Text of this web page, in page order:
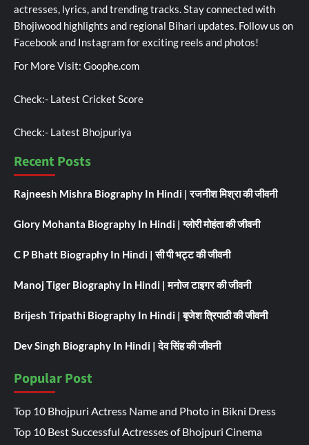
actresses, lyrics, and trending tracks. Stay connected with
Bhojiwood highlights and regional Bihari updates. Follow us on
Facebook and Instagram for exciting reels and photos!
For More Visit: Goophe.com
Check:- Latest Cricket Score
Check:- Latest Bhojpuriya
Recent Posts
Rajneesh Mishra Biography In Hindi | रजनीश मिश्रा की जीवनी
Glory Mohanta Biography In Hindi | ग्लोरी मोहंता की जीवनी
C P Bhatt Biography In Hindi | सी पी भट्ट की जीवनी
Manoj Tiger Biography In Hindi | मनोज टाइगर की जीवनी
Brijesh Tripathi Biography In Hindi | बृजेश त्रिपाठी की जीवनी
Dev Singh Biography In Hindi | देव सिंह की जीवनी
Popular Post
Top 10 Bhojpuri Actress Name and Photo in Bikni Dress
Top 10 Best Successful Actresses of Bhojpuri Cinema